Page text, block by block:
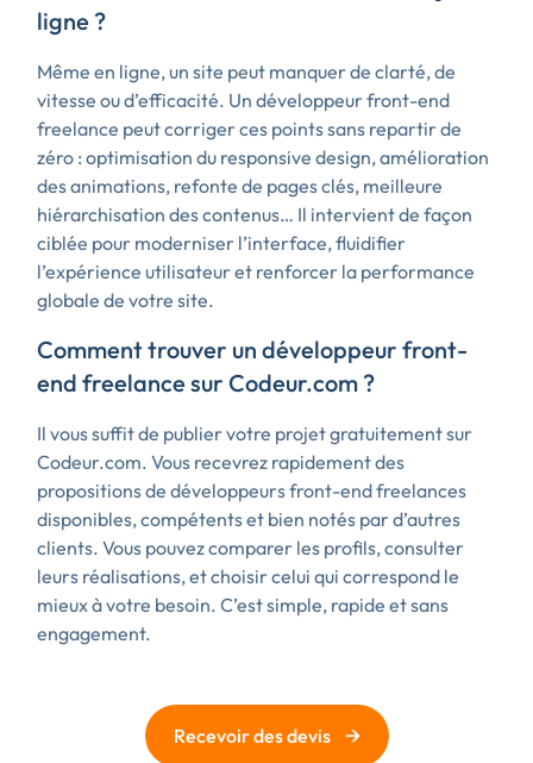
ligne ?
Même en ligne, un site peut manquer de clarté, de
vitesse ou d’efficacité. Un développeur front-end
freelance peut corriger ces points sans repartir de
zéro : optimisation du responsive design, amélioration
des animations, refonte de pages clés, meilleure
hiérarchisation des contenus… Il intervient de façon
ciblée pour moderniser l’interface, fluidifier
l’expérience utilisateur et renforcer la performance
globale de votre site.
Comment trouver un développeur front-
end freelance sur Codeur.com ?
Il vous suffit de publier votre projet gratuitement sur
Codeur.com. Vous recevrez rapidement des
propositions de développeurs front-end freelances
disponibles, compétents et bien notés par d’autres
clients. Vous pouvez comparer les profils, consulter
leurs réalisations, et choisir celui qui correspond le
mieux à votre besoin. C’est simple, rapide et sans
engagement.
Recevoir des devis →